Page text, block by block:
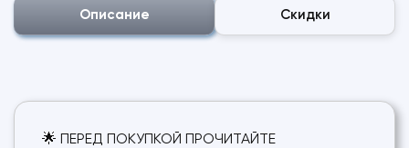
Описание Скидки
🌟 ПЕРЕД ПОКУПКОЙ ПРОЧИТАЙТЕ